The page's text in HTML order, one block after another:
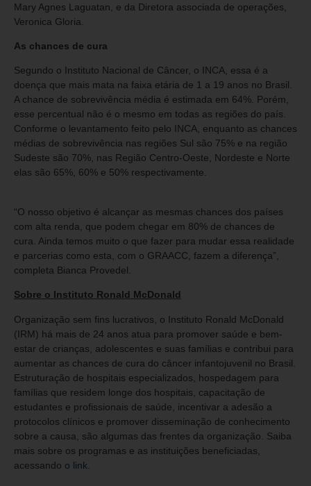
Mary Agnes Laguatan, e da Diretora associada de operações,
Veronica Gloria.
As chances de cura
Segundo o Instituto Nacional de Câncer, o INCA, essa é a
doença que mais mata na faixa etária de 1 a 19 anos no Brasil.
A chance de sobrevivência média é estimada em 64%. Porém,
esse percentual não é o mesmo em todas as regiões do país.
Conforme o levantamento feito pelo INCA, enquanto as chances
médias de sobrevivência nas regiões Sul são 75% e na região
Sudeste são 70%, nas Região Centro-Oeste, Nordeste e Norte
elas são 65%, 60% e 50% respectivamente.
“O nosso objetivo é alcançar as mesmas chances dos países
com alta renda, que podem chegar em 80% de chances de
cura. Ainda temos muito o que fazer para mudar essa realidade
e parcerias como esta, com o GRAACC, fazem a diferença”,
completa Bianca Provedel.
Sobre o Instituto Ronald McDonald
Organização sem fins lucrativos, o Instituto Ronald McDonald
(IRM) há mais de 24 anos atua para promover saúde e bem-
estar de crianças, adolescentes e suas famílias e contribui para
aumentar as chances de cura do câncer infantojuvenil no Brasil.
Estruturação de hospitais especializados, hospedagem para
famílias que residem longe dos hospitais, capacitação de
estudantes e profissionais de saúde, incentivar a adesão a
protocolos clínicos e promover disseminação de conhecimento
sobre a causa, são algumas das frentes da organização. Saiba
mais sobre os programas e as instituições beneficiadas,
acessando o link